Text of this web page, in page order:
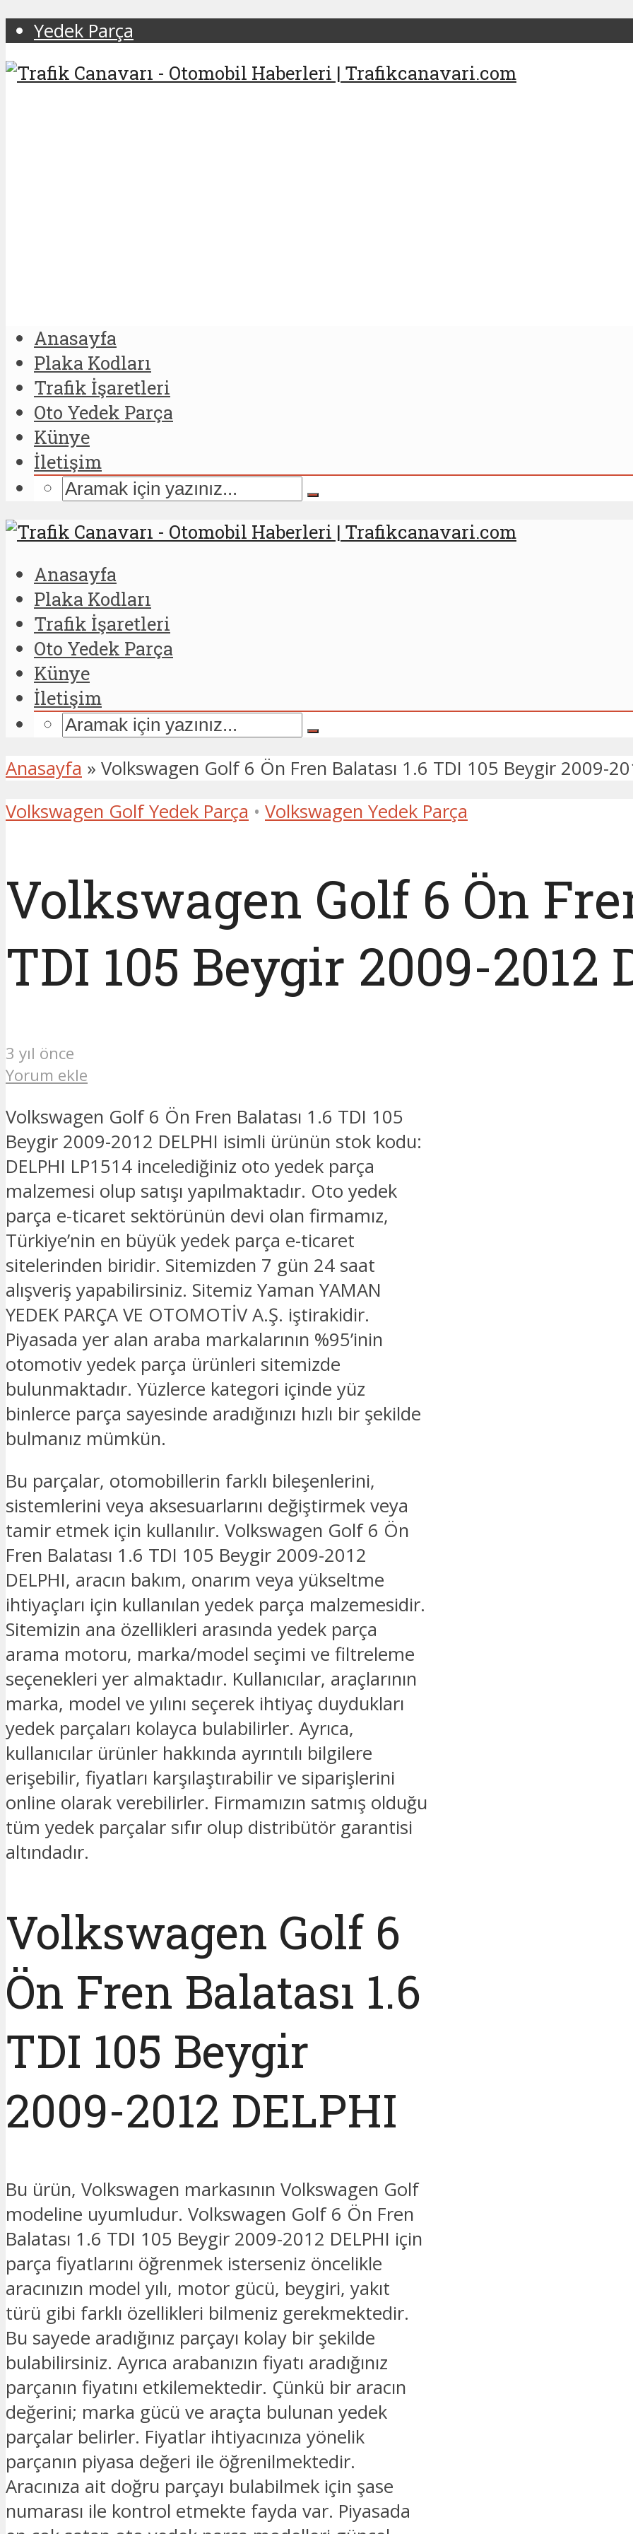
Yedek Parça
Anasayfa
Plaka Kodları
Trafik İşaretleri
Oto Yedek Parça
Künye
İletişim
Anasayfa
Plaka Kodları
Trafik İşaretleri
Oto Yedek Parça
Künye
İletişim
Anasayfa » Volkswagen Golf 6 Ön Fren Balatası 1.6 TDI 105 Beygir 2009-
Volkswagen Golf Yedek Parça • Volkswagen Yedek Parça
Volkswagen Golf 6 Ön
TDI 105 Beygir 2009-2012
3 yıl önce
Yorum ekle
Volkswagen Golf 6 Ön Fren Balatası 1.6 TDI 105
Beygir 2009-2012 DELPHI isimli ürünün stok kodu:
DELPHI LP1514 incelediğiniz oto yedek parça
malzemesi olup satışı yapılmaktadır. Oto yedek
parça e-ticaret sektörünün devi olan firmamız,
Türkiye’nin en büyük yedek parça e-ticaret
sitelerinden biridir. Sitemizden 7 gün 24 saat
alışveriş yapabilirsiniz. Sitemiz Yaman YAMAN
YEDEK PARÇA VE OTOMOTİV A.Ş. iştirakidir.
Piyasada yer alan araba markalarının %95’inin
otomotiv yedek parça ürünleri sitemizde
bulunmaktadır. Yüzlerce kategori içinde yüz
binlerce parça sayesinde aradığınızı hızlı bir şekilde
bulmanız mümkün.
Bu parçalar, otomobillerin farklı bileşenlerini,
sistemlerini veya aksesuarlarını değiştirmek veya
tamir etmek için kullanılır. Volkswagen Golf 6 Ön
Fren Balatası 1.6 TDI 105 Beygir 2009-2012
DELPHI, aracın bakım, onarım veya yükseltme
ihtiyaçları için kullanılan yedek parça malzemesidir.
Sitemizin ana özellikleri arasında yedek parça
arama motoru, marka/model seçimi ve filtreleme
seçenekleri yer almaktadır. Kullanıcılar, araçlarının
marka, model ve yılını seçerek ihtiyaç duydukları
yedek parçaları kolayca bulabilirler. Ayrıca,
kullanıcılar ürünler hakkında ayrıntılı bilgilere
erişebilir, fiyatları karşılaştırabilir ve siparişlerini
online olarak verebilirler. Firmamızın satmış olduğu
tüm yedek parçalar sıfır olup distribütör garantisi
altındadır.
Volkswagen Golf 6
Ön Fren Balatası 1.6
TDI 105 Beygir
2009-2012 DELPHI
Bu ürün, Volkswagen markasının Volkswagen Golf
modeline uyumludur. Volkswagen Golf 6 Ön Fren
Balatası 1.6 TDI 105 Beygir 2009-2012 DELPHI için
parça fiyatlarını öğrenmek isterseniz öncelikle
aracınızın model yılı, motor gücü, beygiri, yakıt
türü gibi farklı özellikleri bilmeniz gerekmektedir.
Bu sayede aradığınız parçayı kolay bir şekilde
bulabilirsiniz. Ayrıca arabanızın fiyatı aradığınız
parçanın fiyatını etkilemektedir. Çünkü bir aracın
değerini; marka gücü ve araçta bulunan yedek
parçalar belirler. Fiyatlar ihtiyacınıza yönelik
parçanın piyasa değeri ile öğrenilmektedir.
Aracınıza ait doğru parçayı bulabilmek için şase
numarası ile kontrol etmekte fayda var. Piyasada